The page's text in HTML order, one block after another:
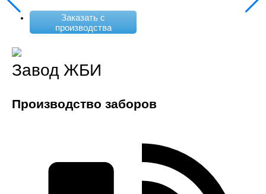
Заказать с
производства
Завод ЖБИ
Производство заборов